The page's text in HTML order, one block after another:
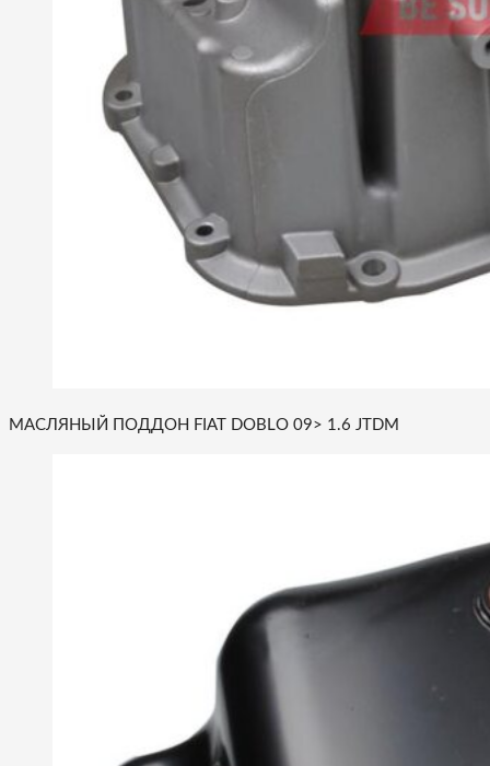
МАСЛЯНЫЙ ПОДДОН FIAT DOBLO 09> 1.6 JTDM